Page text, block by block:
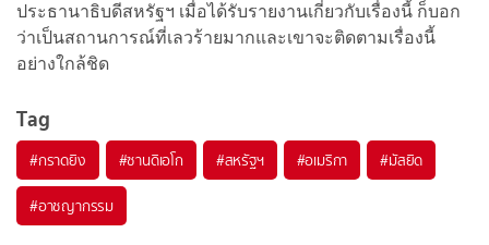
ประธานาธิบดีสหรัฐฯ เมื่อได้รับรายงานเกี่ยวกับเรื่องนี้ ก็บอก
ว่าเป็นสถานการณ์ที่เลวร้ายมากและเขาจะติดตามเรื่องนี้
อย่างใกล้ชิด
Tag
#กราดยิง #ซานดิเอโก #สหรัฐฯ #อเมริกา #มัสยิด
#อาชญากรรม